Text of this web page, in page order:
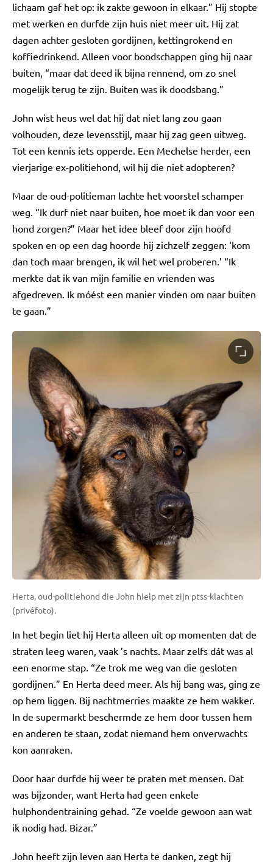
lichaam gaf het op: ik zakte gewoon in elkaar.” Hij stopte
met werken en durfde zijn huis niet meer uit. Hij zat
dagen achter gesloten gordijnen, kettingrokend en
koffiedrinkend. Alleen voor boodschappen ging hij naar
buiten, “maar dat deed ik bijna rennend, om zo snel
mogelijk terug te zijn. Buiten was ik doodsbang.”
John wist heus wel dat hij dat niet lang zou gaan
volhouden, deze levensstijl, maar hij zag geen uitweg.
Tot een kennis iets opperde. Een Mechelse herder, een
vierjarige ex-politiehond, wil hij die niet adopteren?
Maar de oud-politieman lachte het voorstel schamper
weg. “Ik durf niet naar buiten, hoe moet ik dan voor een
hond zorgen?” Maar het idee bleef door zijn hoofd
spoken en op een dag hoorde hij zichzelf zeggen: ‘kom
dan toch maar brengen, ik wil het wel proberen.’ “Ik
merkte dat ik van mijn familie en vrienden was
afgedreven. Ik móést een manier vinden om naar buiten
te gaan.”
Herta, oud-politiehond die John hielp met zijn ptss-klachten
(privéfoto).
In het begin liet hij Herta alleen uit op momenten dat de
straten leeg waren, vaak ’s nachts. Maar zelfs dát was al
een enorme stap. “Ze trok me weg van die gesloten
gordijnen.” En Herta deed meer. Als hij bang was, ging ze
op hem liggen. Bij nachtmerries maakte ze hem wakker.
In de supermarkt beschermde ze hem door tussen hem
en anderen te staan, zodat niemand hem onverwachts
kon aanraken.
Door haar durfde hij weer te praten met mensen. Dat
was bijzonder, want Herta had geen enkele
hulphondentraining gehad. “Ze voelde gewoon aan wat
ik nodig had. Bizar.”
John heeft zijn leven aan Herta te danken, zegt hij